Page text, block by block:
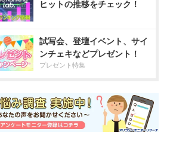
ヒットの推移をチェック！
試写会、登壇イベント、サイ
ンチェキなどプレゼント！
プレゼント特集